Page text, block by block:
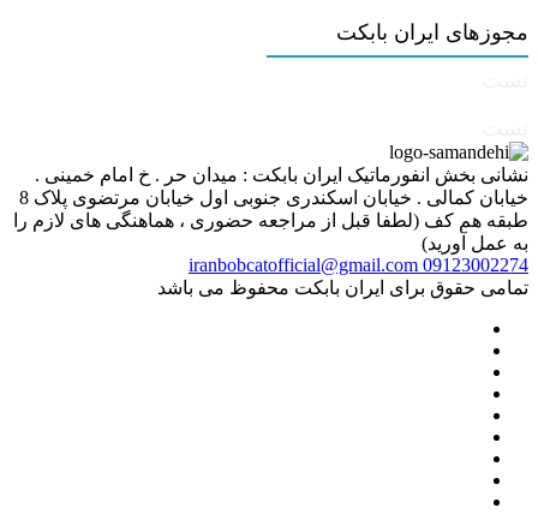
مجوزهای ایران بابکت
نشانی بخش انفورماتیک ایران بابکت : میدان حر . خ امام خمینی .
خیابان کمالی . خیابان اسکندری جنوبی اول خیابان مرتضوی پلاک 8
طبقه هم کف (لطفا قبل از مراجعه حضوری ، هماهنگی های لازم را
به عمل آورید)
09123002274
iranbobcatofficial@gmail.com
تمامی حقوق برای ایران بابکت محفوظ می باشد